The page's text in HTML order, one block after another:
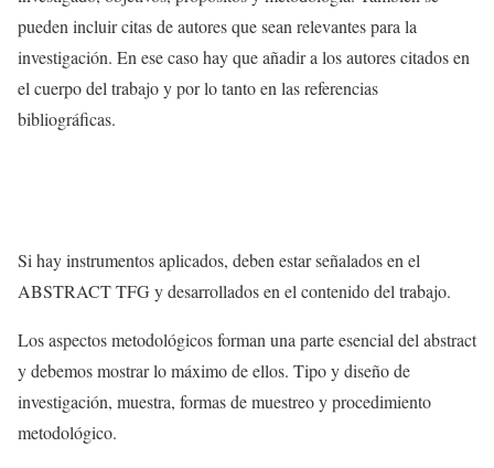
pueden incluir citas de autores que sean relevantes para la
investigación. En ese caso hay que añadir a los autores citados en
el cuerpo del trabajo y por lo tanto en las referencias
bibliográficas.
Si hay instrumentos aplicados, deben estar señalados en el
ABSTRACT TFG y desarrollados en el contenido del trabajo.
Los aspectos metodológicos forman una parte esencial del abstract
y debemos mostrar lo máximo de ellos. Tipo y diseño de
investigación, muestra, formas de muestreo y procedimiento
metodológico.